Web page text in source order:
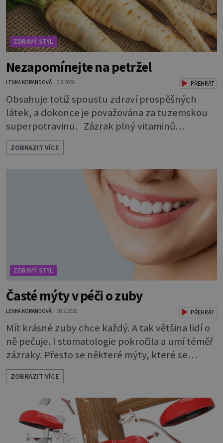
ZDRAVÝ STYL
Nezapomínejte na petržel
LENKA KORANDOVÁ 3.8.2026 PŘEHRÁT
Obsahuje totiž spoustu zdraví prospěšných
látek, a dokonce je považována za tuzemskou
superpotravinu. Zázrak plný vitaminů
V petrželi najdete vitaminy B1, B2, B3, B6,
provitamin A, vitamin E a velké množství
vitamínu C (nejvíce ho má nať, dokonce třikrát
více než pomeranč, v kořeni je také, ale je ho
desetkrát méně), a kyselinu listovou. Ale to
není všechno. Obsahuje také důležité
ZOBRAZIT VÍCE
ZDRAVÝ STYL
Časté mýty v péči o zuby
LENKA KORANDOVÁ 30.7.2026 PŘEHRÁT
Mít krásné zuby chce každý. A tak většina lidí o
ně pečuje. I stomatologie pokročila a umí téměř
zázraky. Přesto se některé mýty, které se
tradují, nedaří vyvrátit. Které? Večer místo
čištění snězte jablko Jedna z nejoblíbenějších
pověr už z časů našich babiček, kterou se
rozhodně nevyplatí praktikovat. Jablko
opravdu zuby nevyčistí. Obsahuje sacharidy,
které bakterie v ústech pře
ZOBRAZIT VÍCE